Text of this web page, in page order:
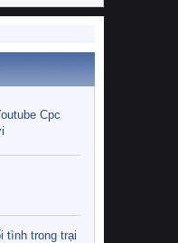
Cpc
tình trong trại